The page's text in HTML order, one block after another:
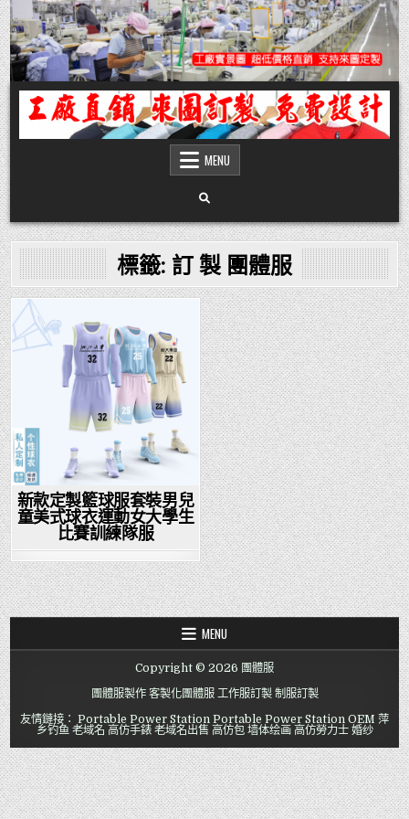
Skip
to
content
團體服
團體服製作,公司企業工作制服POLO衫T恤訂製推薦,做班系校服定製價格,台灣香
港客製化衣服裝工廠商
MENU
標籤: 訂 製 團體服
Posted
in
新款定製籃球服套裝男兒
童美式球衣運動女大學生
比賽訓練隊服
MENU
Copyright © 2026 團體服
團體服製作 客製化團體服 工作服訂製 制服訂製
友情鏈接： Portable Power Station Portable Power Station OEM 萍
乡钓鱼 老域名 高仿手錶 老域名出售 高仿包 墙体绘画 高仿勞力士 婚纱